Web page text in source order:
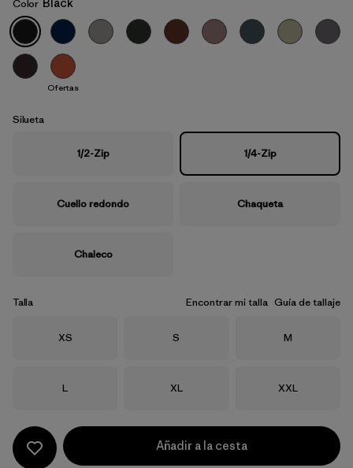
Black
Color
Ofertas
Silueta
1/2-Zip 1/4-Zip
Cuello redondo Chaqueta
Chaleco
Talla Encontrar mi talla Guía de tallaje
Talla
XS Talla
S Talla
M
Talla
L Talla
XL Talla
XXL
Añadir a la cesta